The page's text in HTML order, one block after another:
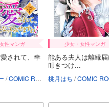
性マンガ
されて、幸
COMIC ROOM
少女・女性マンガ
能ある夫人は離縁
叩きつけ...
桃月はち COMIC